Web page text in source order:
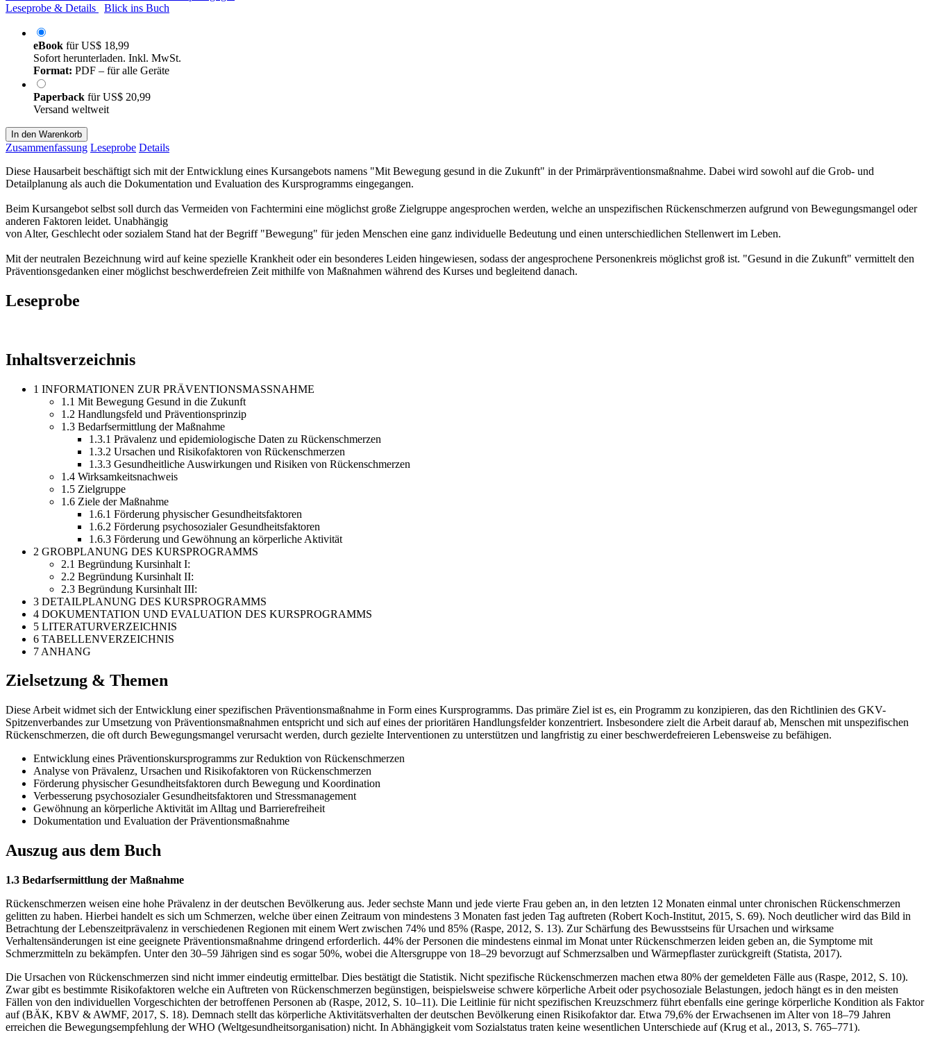
Leseprobe & Details
Blick ins Buch
eBook fürUS$ 18,99
Sofort herunterladen. Inkl. MwSt.
Format: PDF – für alle Geräte
Paperback fürUS$ 20,99
Versand weltweit
In den Warenkorb
Zusammenfassung Leseprobe Details
Diese Hausarbeit beschäftigt sich mit der Entwicklung eines Kursangebots namens "Mit Bewegung gesund in die Zukunft" in der Primärpräventionsmaßnahme. Dabei wird sowohl auf die Grob- und
Detailplanung als auch die Dokumentation und Evaluation des Kursprogramms eingegangen.
Beim Kursangebot selbst soll durch das Vermeiden von Fachtermini eine möglichst große Zielgruppe angesprochen werden, welche an unspezifischen Rückenschmerzen aufgrund von Bewegungsmangel oder
anderen Faktoren leidet. Unabhängig
von Alter, Geschlecht oder sozialem Stand hat der Begriff "Bewegung" für jeden Menschen eine ganz individuelle Bedeutung und einen unterschiedlichen Stellenwert im Leben.
Mit der neutralen Bezeichnung wird auf keine spezielle Krankheit oder ein besonderes Leiden hingewiesen, sodass der angesprochene Personenkreis möglichst groß ist. "Gesund in die Zukunft" vermittelt den
Präventionsgedanken einer möglichst beschwerdefreien Zeit mithilfe von Maßnahmen während des Kurses und begleitend danach.
Leseprobe
Inhaltsverzeichnis
1 INFORMATIONEN ZUR PRÄVENTIONSMASSNAHME
1.1 Mit Bewegung Gesund in die Zukunft
1.2 Handlungsfeld und Präventionsprinzip
1.3 Bedarfsermittlung der Maßnahme
1.3.1 Prävalenz und epidemiologische Daten zu Rückenschmerzen
1.3.2 Ursachen und Risikofaktoren von Rückenschmerzen
1.3.3 Gesundheitliche Auswirkungen und Risiken von Rückenschmerzen
1.4 Wirksamkeitsnachweis
1.5 Zielgruppe
1.6 Ziele der Maßnahme
1.6.1 Förderung physischer Gesundheitsfaktoren
1.6.2 Förderung psychosozialer Gesundheitsfaktoren
1.6.3 Förderung und Gewöhnung an körperliche Aktivität
2 GROBPLANUNG DES KURSPROGRAMMS
2.1 Begründung Kursinhalt I:
2.2 Begründung Kursinhalt II:
2.3 Begründung Kursinhalt III:
3 DETAILPLANUNG DES KURSPROGRAMMS
4 DOKUMENTATION UND EVALUATION DES KURSPROGRAMMS
5 LITERATURVERZEICHNIS
6 TABELLENVERZEICHNIS
7 ANHANG
Zielsetzung & Themen
Diese Arbeit widmet sich der Entwicklung einer spezifischen Präventionsmaßnahme in Form eines Kursprogramms. Das primäre Ziel ist es, ein Programm zu konzipieren, das den Richtlinien des GKV-
Spitzenverbandes zur Umsetzung von Präventionsmaßnahmen entspricht und sich auf eines der prioritären Handlungsfelder konzentriert. Insbesondere zielt die Arbeit darauf ab, Menschen mit unspezifischen
Rückenschmerzen, die oft durch Bewegungsmangel verursacht werden, durch gezielte Interventionen zu unterstützen und langfristig zu einer beschwerdefreieren Lebensweise zu befähigen.
Entwicklung eines Präventionskursprogramms zur Reduktion von Rückenschmerzen
Analyse von Prävalenz, Ursachen und Risikofaktoren von Rückenschmerzen
Förderung physischer Gesundheitsfaktoren durch Bewegung und Koordination
Verbesserung psychosozialer Gesundheitsfaktoren und Stressmanagement
Gewöhnung an körperliche Aktivität im Alltag und Barrierefreiheit
Dokumentation und Evaluation der Präventionsmaßnahme
Auszug aus dem Buch
1.3 Bedarfsermittlung der Maßnahme
Rückenschmerzen weisen eine hohe Prävalenz in der deutschen Bevölkerung aus. Jeder sechste Mann und jede vierte Frau geben an, in den letzten 12 Monaten einmal unter chronischen Rückenschmerzen
gelitten zu haben. Hierbei handelt es sich um Schmerzen, welche über einen Zeitraum von mindestens 3 Monaten fast jeden Tag auftreten (Robert Koch-Institut, 2015, S. 69). Noch deutlicher wird das Bild in
Betrachtung der Lebenszeitprävalenz in verschiedenen Regionen mit einem Wert zwischen 74% und 85% (Raspe, 2012, S. 13). Zur Schärfung des Bewusstseins für Ursachen und wirksame
Verhaltensänderungen ist eine geeignete Präventionsmaßnahme dringend erforderlich. 44% der Personen die mindestens einmal im Monat unter Rückenschmerzen leiden geben an, die Symptome mit
Schmerzmitteln zu bekämpfen. Unter den 30–59 Jährigen sind es sogar 50%, wobei die Altersgruppe von 18–29 bevorzugt auf Schmerzsalben und Wärmepflaster zurückgreift (Statista, 2017).
Die Ursachen von Rückenschmerzen sind nicht immer eindeutig ermittelbar. Dies bestätigt die Statistik. Nicht spezifische Rückenschmerzen machen etwa 80% der gemeldeten Fälle aus (Raspe, 2012, S. 10).
Zwar gibt es bestimmte Risikofaktoren welche ein Auftreten von Rückenschmerzen begünstigen, beispielsweise schwere körperliche Arbeit oder psychosoziale Belastungen, jedoch hängt es in den meisten
Fällen von den individuellen Vorgeschichten der betroffenen Personen ab (Raspe, 2012, S. 10–11). Die Leitlinie für nicht spezifischen Kreuzschmerz führt ebenfalls eine geringe körperliche Kondition als Faktor
auf (BÄK, KBV & AWMF, 2017, S. 18). Demnach stellt das körperliche Aktivitätsverhalten der deutschen Bevölkerung einen Risikofaktor dar. Etwa 79,6% der Erwachsenen im Alter von 18–79 Jahren
erreichen die Bewegungsempfehlung der WHO (Weltgesundheitsorganisation) nicht. In Abhängigkeit vom Sozialstatus traten keine wesentlichen Unterschiede auf (Krug et al., 2013, S. 765–771).